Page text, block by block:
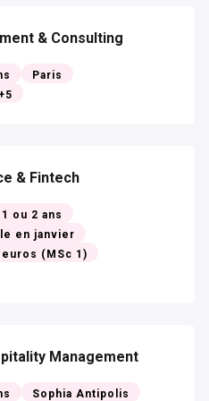
& Consulting
Paris
& Fintech
1 ou 2 ans
en janvier
euros (MSc 1)
Management
Sophia Antipolis